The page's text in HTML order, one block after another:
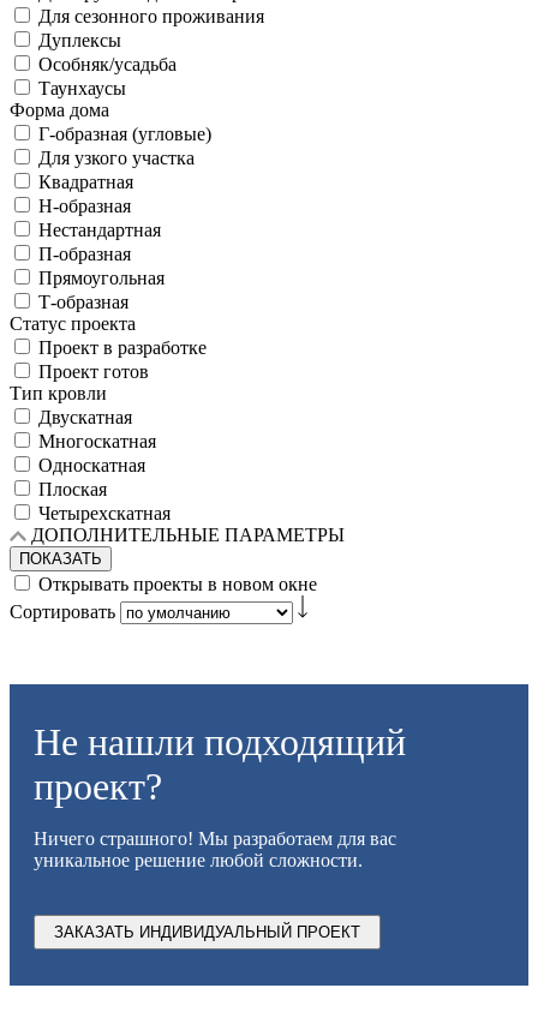
Для сезонного проживания
Дуплексы
Особняк/усадьба
Таунхаусы
Форма дома
Г-образная (угловые)
Для узкого участка
Квадратная
Н-образная
Нестандартная
П-образная
Прямоугольная
Т-образная
Статус проекта
Проект в разработке
Проект готов
Тип кровли
Двускатная
Многоскатная
Односкатная
Плоская
Четырехскатная
ДОПОЛНИТЕЛЬНЫЕ ПАРАМЕТРЫ
ПОКАЗАТЬ
Открывать проекты в новом окне
Сортировать
Не нашли подходящий
проект?
Ничего страшного! Мы разработаем для вас
уникальное решение любой сложности.
ЗАКАЗАТЬ ИНДИВИДУАЛЬНЫЙ ПРОЕКТ